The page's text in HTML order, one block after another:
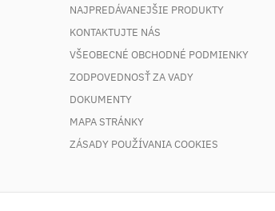
NAJPREDÁVANEJŠIE PRODUKTY
KONTAKTUJTE NÁS
VŠEOBECNÉ OBCHODNÉ PODMIENKY
ZODPOVEDNOSŤ ZA VADY
DOKUMENTY
MAPA STRÁNKY
ZÁSADY POUŽÍVANIA COOKIES